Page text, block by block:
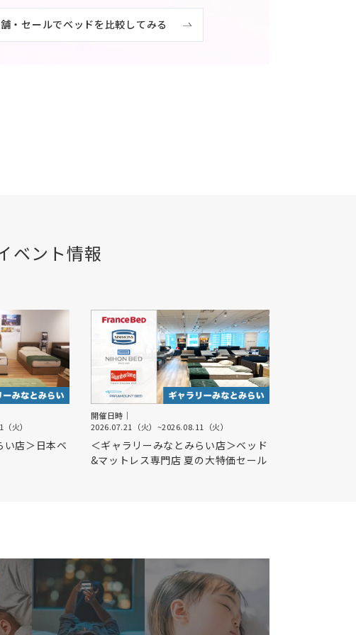
・セールでベッドを比較してみる
ベント情報
火）
い店＞日本ベ
開催日時｜
2026.07.21（火） ~2026.08.11（火）
＜ギャラリーみなとみらい店＞ベッド
&マットレス専門店 夏の大特価セール